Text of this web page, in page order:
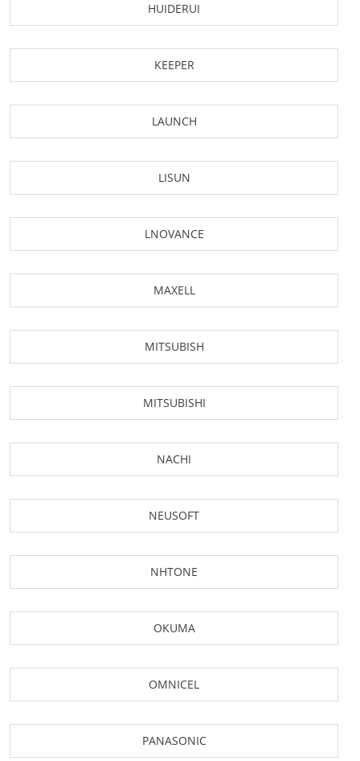
HUIDERUI
KEEPER
LAUNCH
LISUN
LNOVANCE
MAXELL
MITSUBISH
MITSUBISHI
NACHI
NEUSOFT
NHTONE
OKUMA
OMNICEL
PANASONIC